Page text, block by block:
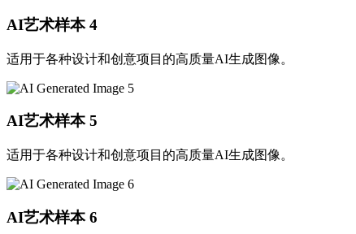
AI艺术样本 4
适用于各种设计和创意项目的高质量AI生成图像。
AI艺术样本 5
适用于各种设计和创意项目的高质量AI生成图像。
AI艺术样本 6